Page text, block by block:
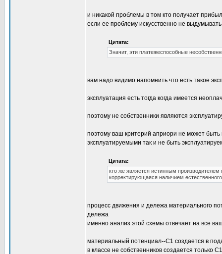
и никакой проблемы в том кто получает
если ее проблему искусственно не
Цитата:
Значит, эти платежеспособные
вам надо видимо напомнить что есть такое
эксплуатация есть тогда когда имеется
поэтому не собственники являются
поэтому ваш критерий априори не может быть
эксплуатируемыми так и не быть
Цитата:
кто же является истинным
корректирующаяся наличием
процесс движения и дележа материального
дележа
именно анализ этой схемы отвечает на все
материальный потенциал--С1 создается в
в классе не собственников создается